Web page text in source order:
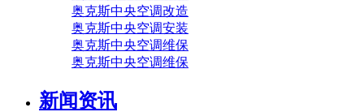
奥克斯中央空调改造
奥克斯中央空调安装
奥克斯中央空调维保
奥克斯中央空调维保
新闻资讯